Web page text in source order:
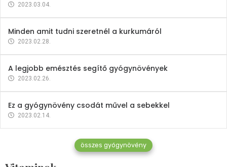
2023.03.04.
Minden amit tudni szeretnél a kurkumáról
2023.02.28.
A legjobb emésztés segítő gyógynövények
2023.02.26.
Ez a gyógynövény csodát művel a sebekkel
2023.02.14.
összes gyógynövény
Vitaminok
Mindent a B-12 vitaminról